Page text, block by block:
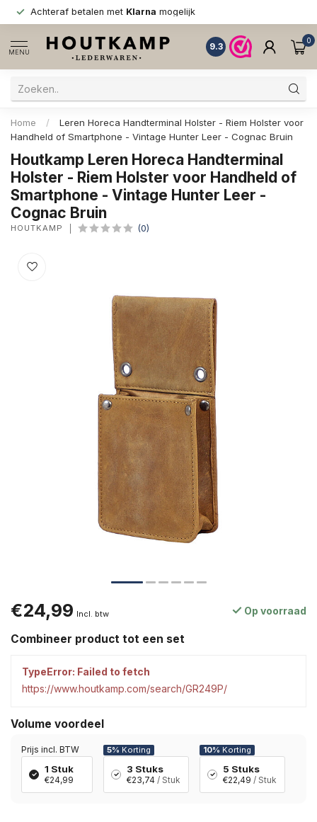
Achteraf betalen met Klarna mogelijk
MENU
9.3
0
Home /
Leren Horeca Handterminal Holster - Riem Holster voor
Handheld of Smartphone - Vintage Hunter Leer - Cognac Bruin
Houtkamp Leren Horeca Handterminal
Holster - Riem Holster voor Handheld of
Smartphone - Vintage Hunter Leer -
Cognac Bruin
HOUTKAMP (0)
€24,99 Incl. btw Op voorraad
Combineer product tot een set
TypeError: Failed to fetch
https://www.houtkamp.com/search/GR249P/
Volume voordeel
Prijs incl. BTW
1 Stuk
€24,99
5% Korting
3 Stuks
€23,74 / Stuk
10% Korting
5 Stuks
€22,49 / Stuk